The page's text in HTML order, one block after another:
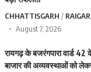
CHHATTISGARH
August 7, 2026
रायगढ़ के बजरंगपारा वार्ड 42
बाजार की अव्यवस्थाओं को